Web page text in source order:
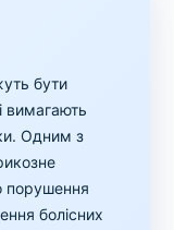
бути
вимагають
Одним з
порушення
болісних